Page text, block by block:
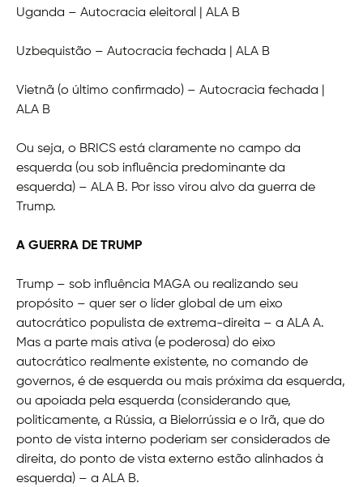
Uganda – Autocracia eleitoral | ALA B
Uzbequistão – Autocracia fechada | ALA B
Vietnã (o último confirmado) – Autocracia fechada |
ALA B
Ou seja, o BRICS está claramente no campo da
esquerda (ou sob influência predominante da
esquerda) – ALA B. Por isso virou alvo da guerra de
Trump.
A GUERRA DE TRUMP
Trump – sob influência MAGA ou realizando seu
propósito – quer ser o líder global de um eixo
autocrático populista de extrema-direita – a ALA A.
Mas a parte mais ativa (e poderosa) do eixo
autocrático realmente existente, no comando de
governos, é de esquerda ou mais próxima da esquerda,
ou apoiada pela esquerda (considerando que,
politicamente, a Rússia, a Bielorrússia e o Irã, que do
ponto de vista interno poderiam ser considerados de
direita, do ponto de vista externo estão alinhados à
esquerda) – a ALA B.